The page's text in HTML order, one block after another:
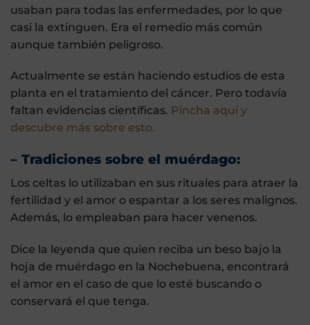
usaban para todas las enfermedades, por lo que
casi la extinguen. Era el remedio más común
aunque también peligroso.
Actualmente se están haciendo estudios de esta
planta en el tratamiento del cáncer. Pero todavía
faltan evidencias científicas. Pincha aquí y
descubre más sobre esto.
– Tradiciones sobre el muérdago:
Los celtas lo utilizaban en sus rituales para atraer la
fertilidad y el amor o espantar a los seres malignos.
Además, lo empleaban para hacer venenos.
Dice la leyenda que quien reciba un beso bajo la
hoja de muérdago en la Nochebuena, encontrará
el amor en el caso de que lo esté buscando o
conservará el que tenga.